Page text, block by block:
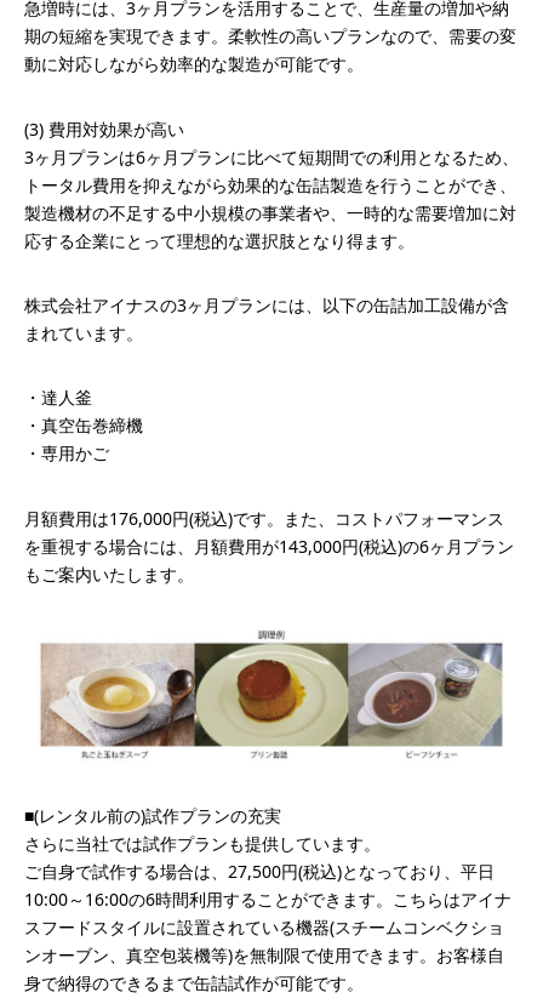
急増時には、3ヶ月プランを活用することで、生産量の増加や納
期の短縮を実現できます。柔軟性の高いプランなので、需要の変
動に対応しながら効率的な製造が可能です。
(3) 費用対効果が高い
3ヶ月プランは6ヶ月プランに比べて短期間での利用となるため、
トータル費用を抑えながら効果的な缶詰製造を行うことができ、
製造機材の不足する中小規模の事業者や、一時的な需要増加に対
応する企業にとって理想的な選択肢となり得ます。
株式会社アイナスの3ヶ月プランには、以下の缶詰加工設備が含
まれています。
・達人釜
・真空缶巻締機
・専用かご
月額費用は176,000円(税込)です。また、コストパフォーマンス
を重視する場合には、月額費用が143,000円(税込)の6ヶ月プラン
もご案内いたします。
■(レンタル前の)試作プランの充実
さらに当社では試作プランも提供しています。
ご自身で試作する場合は、27,500円(税込)となっており、平日
10:00～16:00の6時間利用することができます。こちらはアイナ
スフードスタイルに設置されている機器(スチームコンベクショ
ンオーブン、真空包装機等)を無制限で使用できます。お客様自
身で納得のできるまで缶詰試作が可能です。